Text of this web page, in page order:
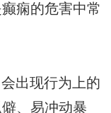
痫的危害中常
出现行为上的
、易冲动暴